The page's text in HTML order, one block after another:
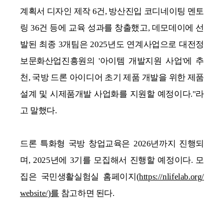
계획서 디자인 제작 6건, 방산진입 코디네이팅 멘토
링 36건 등에 교육 성과를 창출했고, 데모데이에 선
발된 최종 3개팀은 2025년도 연계사업으로 대전정
보문화산업진흥원의 '아이템 개발지원 사업'에 추
천, 국방 드론 아이디어 초기 제품 개발을 위한 제품
설계 및 시제품개발 사업화를 지원할 예정이다."라
고 말했다.
드론 특화형 국방 창업교육은 2026년까지 진행되
며, 2025년에 3기를 모집해서 진행할 예정이다. 모
집은 국민생활실험실 홈페이지(https://nlifelab.org/
website/)를 참고하면 된다.